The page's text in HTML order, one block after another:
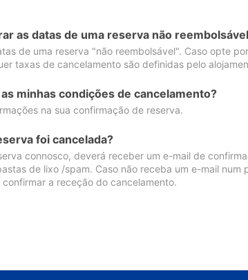
as datas de uma reserva não
de uma reserva "não reembolsável". Caso opte
taxas de cancelamento são definidas pelo
minhas condições de cancelamento?
na sua confirmação de reserva.
foi cancelada?
connosco, deverá receber um e-mail de
de lixo /spam. Caso não receba um e-mail num
a receção do cancelamento.